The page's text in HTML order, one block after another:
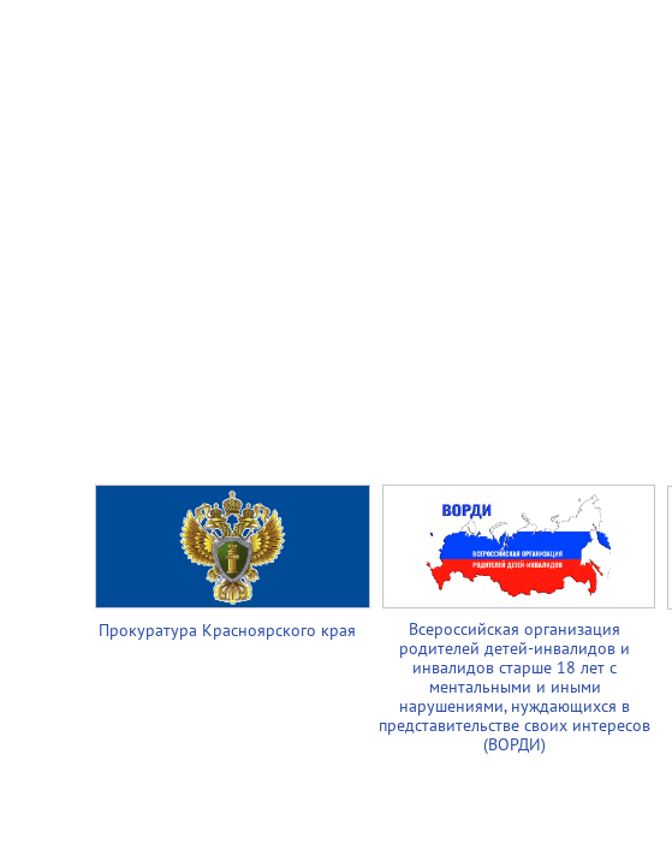
Всероссийская организация
родителей детей-инвалидов и
инвалидов старше 18 лет с
ментальными и иными
нарушениями, нуждающихся в
представительстве своих интересов
(ВОРДИ)
Прокуратура Красноярского края